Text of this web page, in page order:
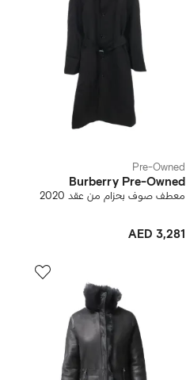
Pre-Owned
Burberry Pre-Owned
معطف صوف بحزام من عقد 2020
AED 3,281